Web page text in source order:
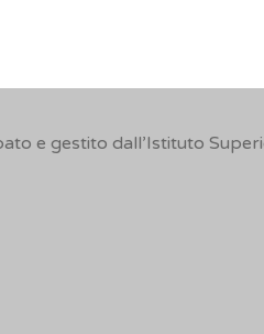
e gestito dall’Istituto